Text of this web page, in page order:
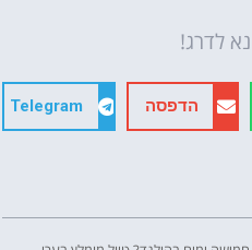
לדרג!
הדפסה Telegram